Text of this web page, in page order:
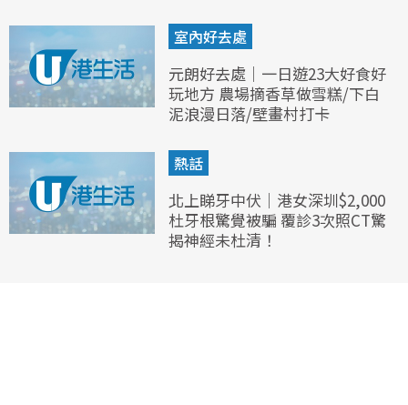
室內好去處
元朗好去處｜一日遊23大好食好
玩地方 農場摘香草做雪糕/下白
泥浪漫日落/壁畫村打卡
熱話
北上睇牙中伏｜港女深圳$2,000
杜牙根驚覺被騙 覆診3次照CT驚
揭神經未杜清！